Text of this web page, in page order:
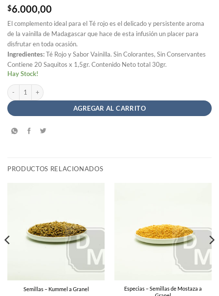
$6.000,00
El complemento ideal para el Té rojo es el delicado y persistente aroma
de la vainilla de Madagascar que hace de esta infusión un placer para
disfrutar en toda ocasión.
Ingredientes:Té Rojo y Sabor Vainilla. Sin Colorantes, Sin Conservantes
Contiene 20 Saquitos x 1,5gr. Contenido Neto total 30gr.
Hay Stock!
Té Rojo Sabor Vainilla - Saint Gottard Hierbas Aromáticas cantidad
AGREGAR AL CARRITO
PRODUCTOS RELACIONADOS
Semillas – Kummel a Granel
Especias – Semillas de Mostaza a